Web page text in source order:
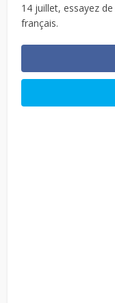
14 juillet, essayez
français.